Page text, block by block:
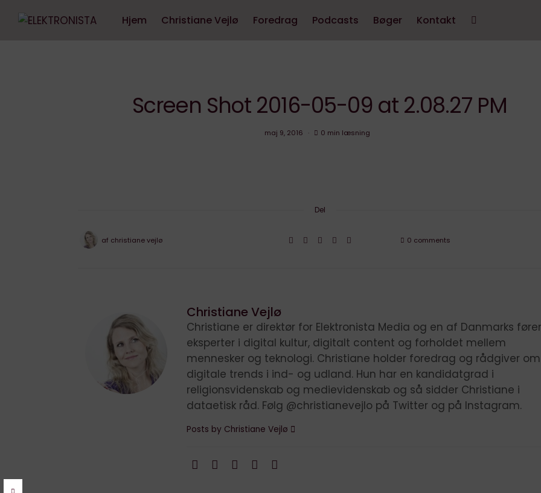
Hjem Christiane Vejlø Foredrag Podcasts Bøger Kontakt
Screen Shot 2016-05-09 at 2.08.27 PM
maj 9, 2016 0 min læsning
Del
af christiane vejlø 0 comments
Christiane Vejlø
Christiane er direktør for Elektronista Media og en af Danmarks
eksperter i digital kultur, digitalt content og forholdet mellem
mennesker og teknologi. Christiane holder foredrag og rådgiver om
digitale trends i ind- og udland. Hun har en kandidatgrad i
religionsvidenskab og medievidenskab og så sidder Christiane i
dataetisk råd. Følg @christianevejlo på Twitter og på Instagram.
Posts by Christiane Vejlø